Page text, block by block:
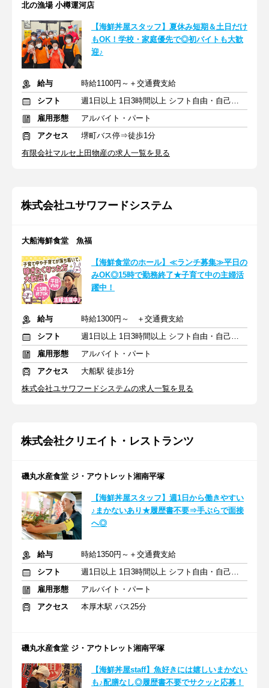
北の漁場 小樽運河店
【海鮮丼屋スタッフ】夏休み短期＆土日だけ
もOK！学校・家庭優先で◎初バイトも大歓
迎♪
給与
時給1100円～＋交通費支給
シフト
週1日以上 1日3時間以上 シフト自由・自己申告
雇用形態
アルバイト・パート
アクセス
堺町バス停⇒徒歩1分
有限会社マルセ上田物産の求人一覧を見る
株式会社ユサワフードシステム
大船海鮮食堂 魚福
【海鮮食堂のホール】≪ランチ募集≫平日の
みOK◎15時で勤務終了★子育て中の主婦活
躍中！
給与
時給1300円～ ＋交通費支給
シフト
週1日以上 1日3時間以上 シフト自由・自己申告
雇用形態
アルバイト・パート
アクセス
大船駅 徒歩1分
株式会社ユサワフードシステムの求人一覧を見る
株式会社クリエイト・レストランツ
磯丸水産食堂 ジ・アウトレット湘南平塚
【海鮮丼屋スタッフ】週1日から働きやすい
♪まかないあり★履歴書不要⇒手ぶらで面接
へ◎
給与
時給1350円～＋交通費支給
シフト
週1日以上 1日3時間以上 シフト自由・自己申告
雇用形態
アルバイト・パート
アクセス
本厚木駅 バス25分
磯丸水産食堂 ジ・アウトレット湘南平塚
【海鮮丼屋staff】魚好きには嬉しいまかない
も♪配膳なし◎履歴書不要でサクッと応募！